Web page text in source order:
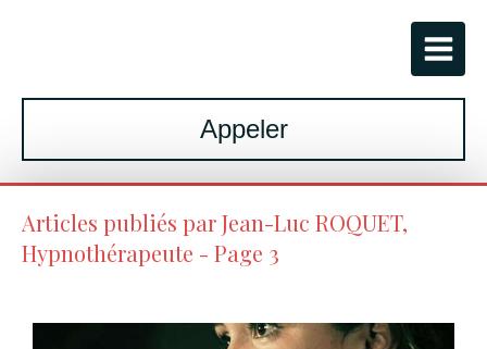
Appeler
Articles publiés par Jean-Luc ROQUET,
Hypnothérapeute - Page 3